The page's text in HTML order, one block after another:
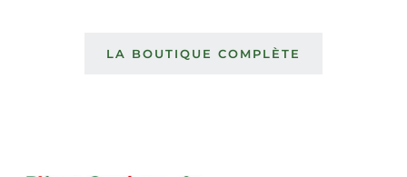
LA BOUTIQUE COMPLÈTE